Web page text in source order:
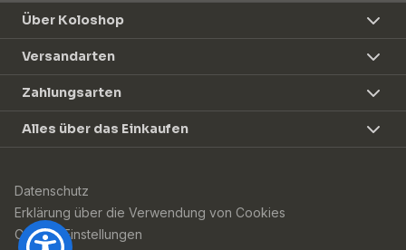
Über Koloshop
Versandarten
Zahlungsarten
Alles über das Einkaufen
Datenschutz
Erklärung über die Verwendung von Cookies
Cookie-Einstellungen